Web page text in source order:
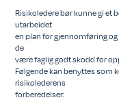
Risikoledere bør kunne gi et
utarbeidet
en plan for gjennomføring
de
være faglig godt skodd for
Følgende kan benyttes som
risikolederens
forberedelser: